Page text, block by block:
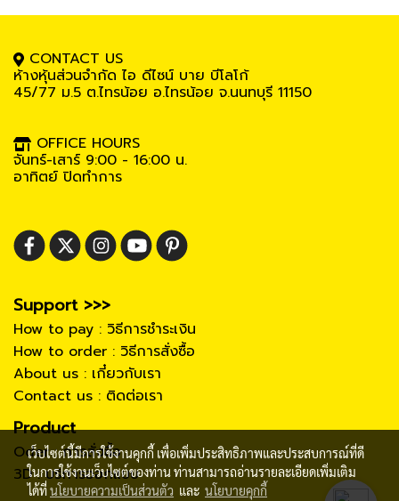
CONTACT US
ห้างหุ้นส่วนจำกัด ไอ ดีไซน์ บาย บีโลโก้
45/77 ม.5 ต.ไทรน้อย อ.ไทรน้อย จ.นนทบุรี 11150
OFFICE HOURS
จันทร์-เสาร์ 9:00 - 16:00 น.
อาทิตย์ ปิดทำการ
Support >>>
How to pay : วิธีการชำระเงิน
How to order : วิธีการสั่งซื้อ
About us : เกี๋ยวกับเรา
Contact us : ติดต่อเรา
Product
Oder : การสั่งซื้อ
3D : บริการออกแบบ
เว็บไซต์นี้มีการใช้งานคุกกี้ เพื่อเพิ่มประสิทธิภาพและประสบการณ์ที่ดี
ในการใช้งานเว็บไซต์ของท่าน ท่านสามารถอ่านรายละเอียดเพิ่มเติม
ได้ที่นโยบายความเป็นส่วนตัว และ นโยบายคุกกี้